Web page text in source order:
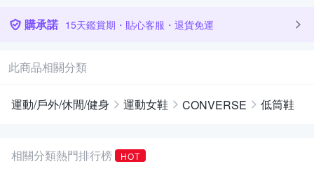
購承諾 15天鑑賞期・貼心客服・退貨免運
此商品相關分類
運動/戶外/休閒/健身 運動女鞋 CONVERSE 低筒鞋
相關分類熱門排行榜 HOT